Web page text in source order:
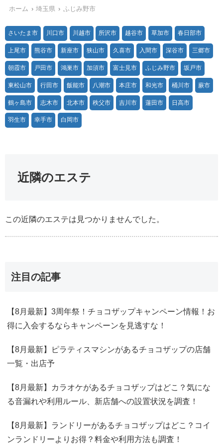
ホーム 埼玉県 ふじみ野市
さいたま市 川口市 川越市 所沢市 越谷市 草加市 春日部市
上尾市 熊谷市 新座市 狭山市 久喜市 入間市 深谷市 三郷市
朝霞市 戸田市 鴻巣市 加須市 富士見市 ふじみ野市 坂戸市
東松山市 行田市 飯能市 八潮市 本庄市 和光市 桶川市 蕨市
鶴ヶ島市 志木市 北本市 秩父市 吉川市 蓮田市 日高市
羽生市 幸手市 白岡市
近隣のエステ
この近隣のエステは見つかりませんでした。
注目の記事
【8月最新】3周年祭！チョコザップキャンペーン情報！お
得に入会するならキャンペーンを見逃すな！
【8月最新】ピラティスマシンがあるチョコザップの店舗
一覧・出店予
【8月最新】カラオケがあるチョコザップはどこ？気にな
る音漏れや利用ルール、新店舗への設置状況を調査！
【8月最新】ランドリーがあるチョコザップはどこ？コイ
ンランドリーよりお得？料金や利用方法も調査！